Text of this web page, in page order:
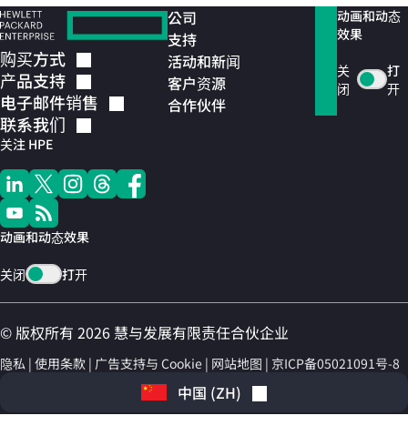
购买方式
产品支持
电子邮件销售
联系我们
关注 HPE
动画和动态效果
关闭 打开
公司
支持
活动和新闻
客户资源
合作伙伴
动画和动态
效果
关
闭
打
开
© 版权所有 2026 慧与发展有限责任合伙企业
隐私 使用条款 广告支持与 Cookie 网站地图 京ICP备05021091号-8
中国 (ZH)